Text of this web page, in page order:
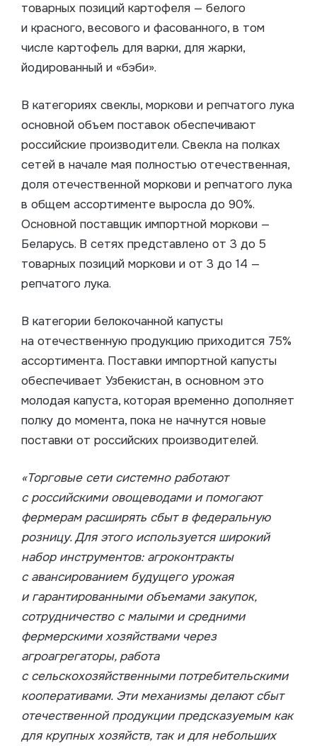
товарных позиций картофеля — белого
и красного, весового и фасованного, в том
числе картофель для варки, для жарки,
йодированный и «бэби».
В категориях свеклы, моркови и репчатого лука
основной объем поставок обеспечивают
российские производители. Свекла на полках
сетей в начале мая полностью отечественная,
доля отечественной моркови и репчатого лука
в общем ассортименте выросла до 90%.
Основной поставщик импортной моркови —
Беларусь. В сетях представлено от 3 до 5
товарных позиций моркови и от 3 до 14 —
репчатого лука.
В категории белокочанной капусты
на отечественную продукцию приходится 75%
ассортимента. Поставки импортной капусты
обеспечивает Узбекистан, в основном это
молодая капуста, которая временно дополняет
полку до момента, пока не начнутся новые
поставки от российских производителей.
«Торговые сети системно работают
с российскими овощеводами и помогают
фермерам расширять сбыт в федеральную
розницу. Для этого используется широкий
набор инструментов: агроконтракты
с авансированием будущего урожая
и гарантированными объемами закупок,
сотрудничество с малыми и средними
фермерскими хозяйствами через
агроагрегаторы, работа
с сельскохозяйственными потребительскими
кооперативами. Эти механизмы делают сбыт
отечественной продукции предсказуемым как
для крупных хозяйств, так и для небольших